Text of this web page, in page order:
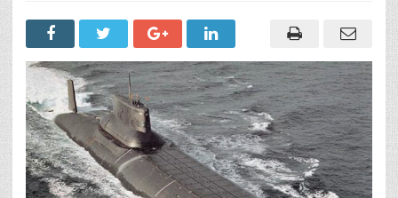
armas
ainda
são
necessárias:
É
hora
de
acabar
com
o
tratado
START?